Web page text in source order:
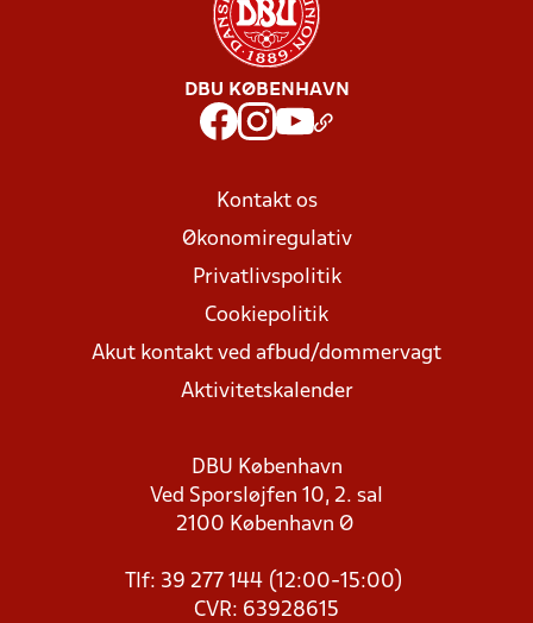
DBU KØBENHAVN
Kontakt os
Økonomiregulativ
Privatlivspolitik
Cookiepolitik
Akut kontakt ved afbud/dommervagt
Aktivitetskalender
DBU København
Ved Sporsløjfen 10, 2. sal
2100 København Ø
Tlf: 39 277 144 (12:00-15:00)
CVR: 63928615